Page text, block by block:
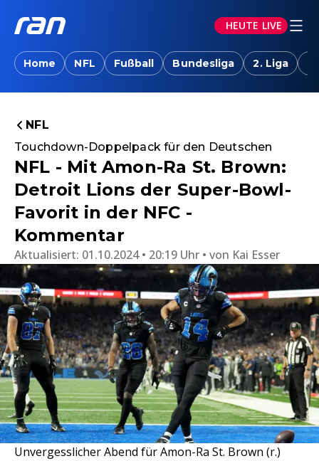
HEUTE LIVE
Home NFL Fußball Bundesliga 2. Liga
NFL
Touchdown-Doppelpack für den Deutschen
NFL - Mit Amon-Ra St. Brown:
Detroit Lions der Super-Bowl-
Favorit in der NFC -
Kommentar
Aktualisiert: 01.10.2024 • 20:19 Uhr von Kai Esser
Unvergesslicher Abend für Amon-Ra St. Brown (r.)